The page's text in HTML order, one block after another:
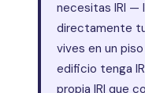
necesitas IRI —
directamente
vives en un
edificio tenga
propia IRI que